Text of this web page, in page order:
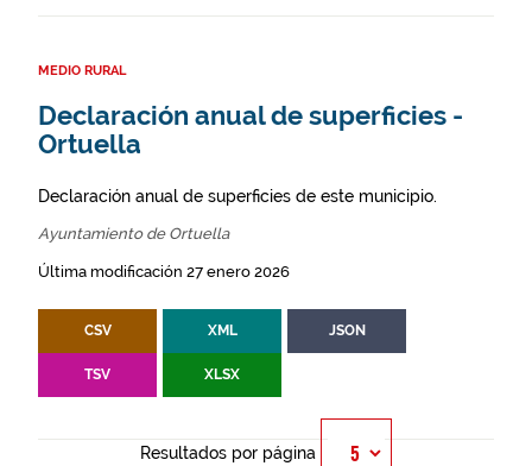
MEDIO RURAL
Declaración anual de superficies -
Ortuella
Declaración anual de superficies de este municipio.
Ayuntamiento de Ortuella
Última modificación 27 enero 2026
CSV XML JSON
TSV XLSX
Resultados por página